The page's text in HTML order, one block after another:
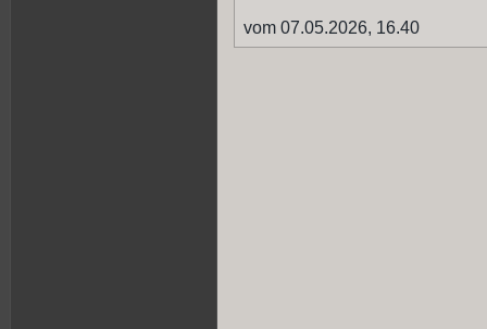
vom 07.05.2026, 16.40